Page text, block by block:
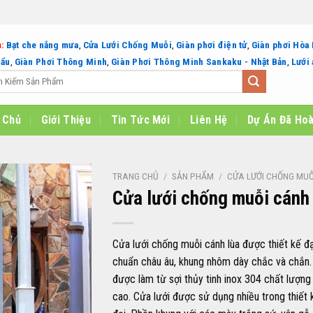
Bạt che nắng mưa Cửa Lưới Chống Muỗi Giàn phơi điện tử, Giàn phơi Hòa
Giàn Phơi Thông Minh Giàn Phơi Thông Minh Sankaku - Nhật Bản Lưới
Giới Thiệu Tin Tức Mới Liên Hệ Dự Án Đã
TRANG CHỦ / SẢN PHẨM / CỬA LƯỚI CHỐNG
Cửa lưới chống muỗi
Cửa lưới chống muỗi cánh lùa được thiết kế
chuẩn châu âu, khung nhôm dày chắc và
được làm từ sợi thủy tinh inox 304 chất lượng
cao. Cửa lưới được sử dụng nhiều trong thiết